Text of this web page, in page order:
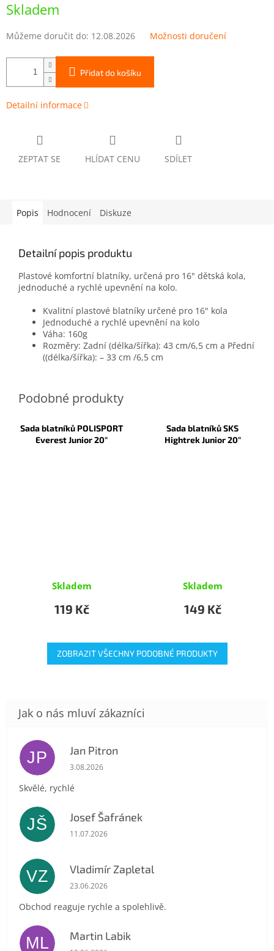
cena:
Skladem
Můžeme doručit do: 12.08.2026 Možnosti doručení
Přidat do košíku
Detailní informace
ZEPTAT SE HLÍDAT CENU SDÍLET
Popis Hodnocení Diskuze
Detailní popis produktu
Plastové komfortní blatníky, určená pro 16" dětská kola,
jednoduché a rychlé upevnění na kolo.
Kvalitní plastové blatníky určené pro 16" kola
Jednoduché a rychlé upevnění na kolo
Váha: 160g
Rozměry: Zadní (délka/šířka): 43 cm/6,5 cm a Přední
((délka/šířka): – 33 cm /6,5 cm
Sada blatníků POLISPORT
Everest Junior 20"
Skladem
119 Kč
Sada blatníků SKS
Hightrek Junior 20"
Skladem
149 Kč
ZOBRAZIT VŠECHNY PODOBNÉ PRODUKTY
JP Jan Pitron
Hodnocení obchodu je 5 z 5 hvězdiček.
3.08.2026
Skvělé, rychlé
JŠ Josef Šafránek
Hodnocení obchodu je 5 z 5 hvězdiček.
11.07.2026
VZ Vladimír Zapletal
Hodnocení obchodu je 5 z 5 hvězdiček.
23.06.2026
Obchod reaguje rychle a spolehlivě.
ML Martin Labik